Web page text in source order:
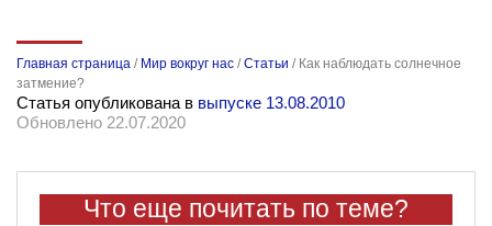
Главная страница / Мир вокруг нас /Статьи / Как наблюдать солнечное
затмение?
Статья опубликована в выпуске 13.08.2010
Обновлено 22.07.2020
Что еще почитать по теме?